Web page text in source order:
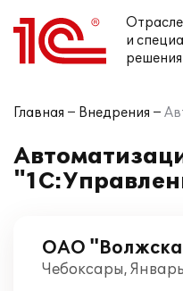
и
решения
Главная Внедрения
ОАО
Чебоксары,